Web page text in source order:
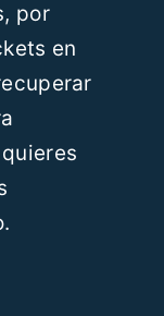
por
en